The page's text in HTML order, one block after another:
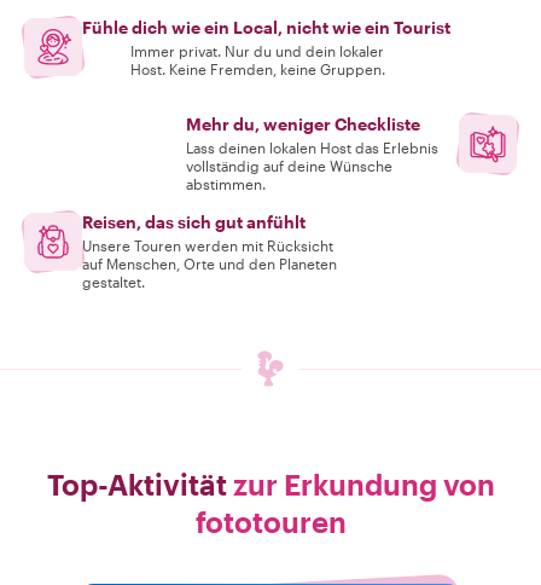
Fühle dich wie ein Local, nicht wie ein Tourist
Immer privat. Nur du und dein lokaler
Host. Keine Fremden, keine Gruppen.
Mehr du, weniger Checkliste
Lass deinen lokalen Host das Erlebnis
vollständig auf deine Wünsche
abstimmen.
Reisen, das sich gut anfühlt
Unsere Touren werden mit Rücksicht
auf Menschen, Orte und den Planeten
gestaltet.
Top-Aktivität zur Erkundung von
fototouren